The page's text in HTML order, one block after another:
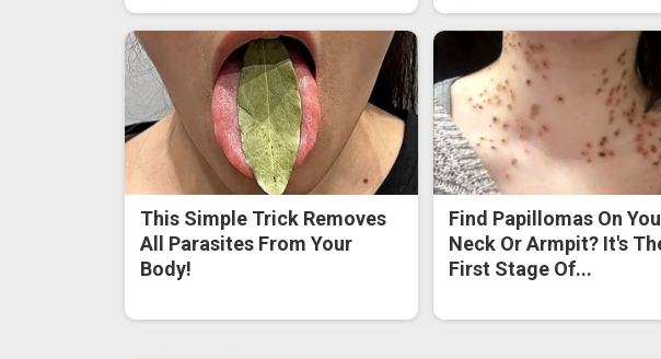
This Simple Trick Removes
All Parasites From Your
Body!
Find Papillomas On
Neck Or Armpit? It's
First Stage Of...